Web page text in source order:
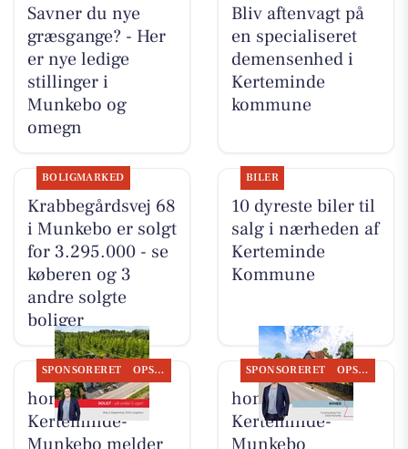
Savner du nye
græsgange? - Her
er nye ledige
stillinger i
Munkebo og
omegn
Bliv aftenvagt på
en specialiseret
demensenhed i
Kerteminde
kommune
BOLIGMARKED
Krabbegårdsvej 68
i Munkebo er solgt
for 3.295.000 - se
køberen og 3
andre solgte
boliger
BILER
10 dyreste biler til
salg i nærheden af
Kerteminde
Kommune
SPONSORERET OPSLAGSTAVLEN
home
Kerteminde-
SPONSORERET OPSLAGSTAVLEN
home
Kerteminde-